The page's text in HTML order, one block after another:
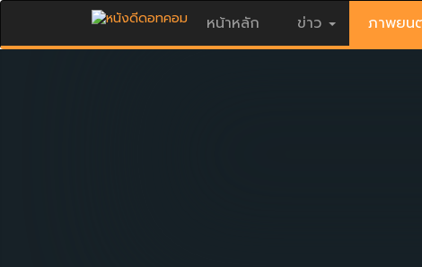
หน้าหลัก ข่าว ภาพยน